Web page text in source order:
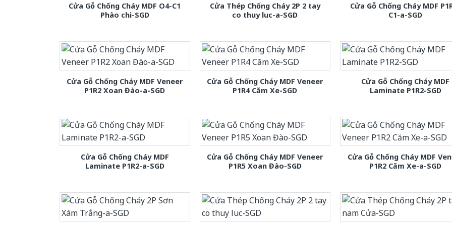
Cửa Gỗ Chống Cháy MDF O4-C1
Phào chi-SGD
Cửa Thép Chống Cháy 2P 2 tay
co thuy luc-a-SGD
Cửa Gỗ Chống Cháy MDF
C1-a-SGD
Cửa Gỗ Chống Cháy MDF Veneer
P1R2 Xoan Đào-a-SGD
Cửa Gỗ Chống Cháy MDF Veneer
P1R4 Căm Xe-SGD
Cửa Gỗ Chống Cháy MDF
Laminate P1R2-SGD
Cửa Gỗ Chống Cháy MDF
Laminate P1R2-a-SGD
Cửa Gỗ Chống Cháy MDF Veneer
P1R5 Xoan Đào-SGD
Cửa Gỗ Chống Cháy MDF
P1R2 Căm Xe-a-SGD